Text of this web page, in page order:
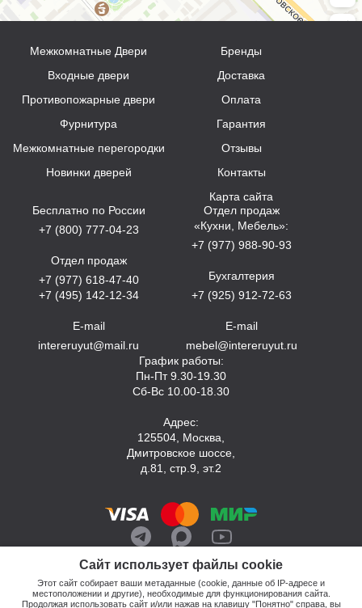
Сайт использует файлы cookie
Этот сайт собирает ваши метаданные (cookie, данные об IP-адресе и
местоположении и другие), необходимые для функционирования сайта.
Продолжая использовать сайт и/или нажав на клавишу "Понятно" справа, вы
Межкомнатные Двери
Входные двери
Противопожарные двери
Фурнитура
Межкомнатные перегородки
Новинки дверей
Бренды
Доставка
Оплата
Гарантия
Отзывы
Контакты
Карта сайта
Бесплатно по России
+7 (800) 777-04-23
Отдел продаж
+7 (977) 618-47-40
+7 (495) 142-12-34
E-mail
intereruyut@mail.ru
Отдел продаж
«Кухни, Мебель»:
+7 (977) 988-90-93
Бухгалтерия
+7 (925) 912-72-63
E-mail
mebel@intereruyut.ru
График работы:
Пн-Пт 9.30-19.30
Сб-Вс 10.00-18.30
Адрес:
125504, Москва,
Дмитровское шоссе,
д.81, стр.9, эт.2